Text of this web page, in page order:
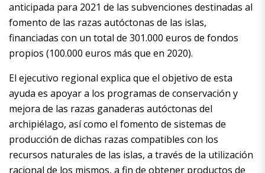
anticipada para 2021 de las subvenciones destinadas al
fomento de las razas autóctonas de las islas,
financiadas con un total de 301.000 euros de fondos
propios (100.000 euros más que en 2020).
El ejecutivo regional explica que el objetivo de esta
ayuda es apoyar a los programas de conservación y
mejora de las razas ganaderas autóctonas del
archipiélago, así como el fomento de sistemas de
producción de dichas razas compatibles con los
recursos naturales de las islas, a través de la utilización
racional de los mismos, a fin de obtener productos de